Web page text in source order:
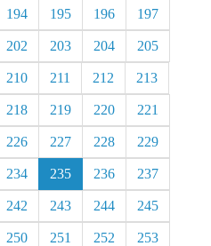
194 195 196 197
202 203 204 205
210 211 212 213
218 219 220 221
226 227 228 229
234 235 236 237
242 243 244 245
250 251 252 253